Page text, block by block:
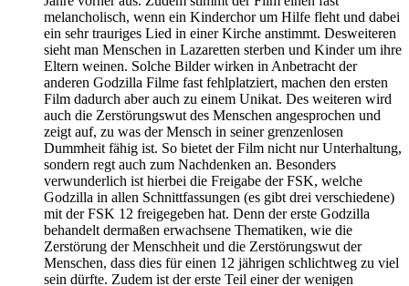
melancholisch, wenn ein Kinderchor um Hilfe fleht und dabei
ein sehr trauriges Lied in einer Kirche anstimmt. Desweiteren
sieht man Menschen in Lazaretten sterben und Kinder um ihre
Eltern weinen. Solche Bilder wirken in Anbetracht der
anderen Godzilla Filme fast fehlplatziert, machen den ersten
Film dadurch aber auch zu einem Unikat. Des weiteren wird
auch die Zerstörungswut des Menschen angesprochen und
zeigt auf, zu was der Mensch in seiner grenzenlosen
Dummheit fähig ist. So bietet der Film nicht nur Unterhaltung,
sondern regt auch zum Nachdenken an. Besonders
verwunderlich ist hierbei die Freigabe der FSK, welche
Godzilla in allen Schnittfassungen (es gibt drei verschiedene)
mit der FSK 12 freigegeben hat. Denn der erste Godzilla
behandelt dermaßen erwachsene Thematiken, wie die
Zerstörung der Menschheit und die Zerstörungswut der
Menschen, dass dies für einen 12 jährigen schlichtweg zu viel
sein dürfte. Zudem ist der erste Teil einer der wenigen